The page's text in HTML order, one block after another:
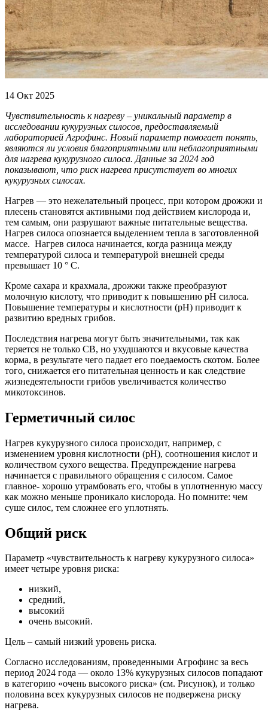
14 Окт 2025
Чувствительность к нагреву – уникальный параметр в
исследовании кукурузных силосов, предоставляемый
лабораторией Агрофинс. Новый параметр помогает понять,
являются ли условия благоприятными или неблагоприятными
для нагрева кукурузного силоса. Данные за 2024 год
показывают, что риск нагрева присутствует во многих
кукурузных силосах.
Нагрев — это нежелательный процесс, при котором дрожжи и
плесень становятся активными под действием кислорода и,
тем самым, они разрушают важные питательные вещества.
Нагрев силоса опознается выделением тепла в заготовленной
массе. Нагрев силоса начинается, когда разница между
температурой силоса и температурой внешней среды
превышает 10 ° C.
Кроме сахара и крахмала, дрожжи также преобразуют
молочную кислоту, что приводит к повышению рН силоса.
Повышение температуры и кислотности (pH) приводит к
развитию вредных грибов.
Последствия нагрева могут быть значительными, так как
теряется не только СВ, но ухудшаются и вкусовые качества
корма, в результате чего падает его поедаемость скотом. Более
того, снижается его питательная ценность и как следствие
жизнедеятельности грибов увеличивается количество
микотоксинов.
Герметичный силос
Нагрев кукурузного силоса происходит, например, с
изменением уровня кислотности (pH), соотношения кислот и
количеством сухого вещества. Предупреждение нагрева
начинается с правильного обращения с силосом. Самое
главное- хорошо утрамбовать его, чтобы в уплотненную массу
как можно меньше проникало кислорода. Но помните: чем
суше силос, тем сложнее его уплотнять.
Общий риск
Параметр «чувствительность к нагреву кукурузного силоса»
имеет четыре уровня риска:
низкий,
средний,
высокий
очень высокий.
Цель – самый низкий уровень риска.
Согласно исследованиям, проведенными Агрофинс за весь
период 2024 года — около 13% кукурузных силосов попадают
в категорию «очень высокого риска» (см. Рисунок), и только
половина всех кукурузных силосов не подвержена риску
нагрева.